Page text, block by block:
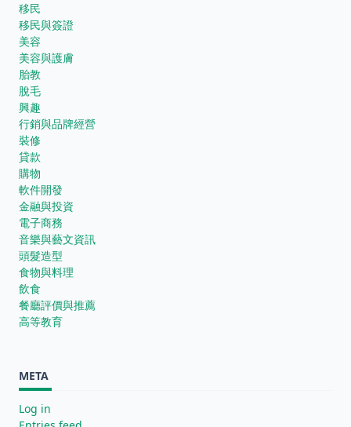
移民
移民與簽證
美容
美容與護膚
胎教
脫毛
興趣
行銷與品牌經營
裝修
貸款
購物
軟件開發
金融與投資
電子商務
音樂與藝文資訊
頭髮造型
食物與料理
飲食
餐廳評價與推薦
高等教育
META
Log in